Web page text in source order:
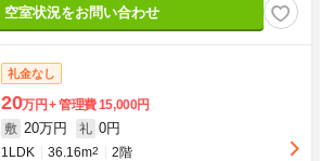
空室状況をお問い合わせ
礼金なし
20万円 管理費15,000円
敷 20万円 礼 0円
1LDK 36.16m2 2階